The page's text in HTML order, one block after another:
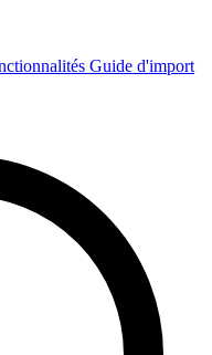
Guide d'import